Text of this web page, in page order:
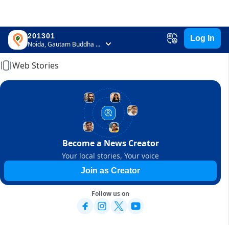
201301
Noida, Gautam Buddha Nagar, Uttar Pradesh
Log In
Home
Web Stories
Become a News Creator
Your local stories, Your voice
Join as Creator
Follow us on